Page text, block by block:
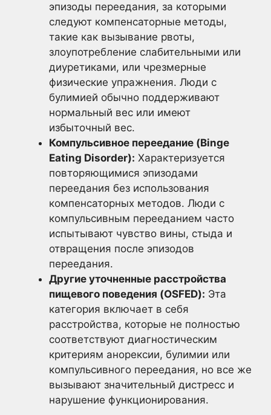
эпизоды переедания, за которыми
следуют компенсаторные методы,
такие как вызывание рвоты,
злоупотребление слабительными или
диуретиками, или чрезмерные
физические упражнения. Люди с
булимией обычно поддерживают
нормальный вес или имеют
избыточный вес.
Компульсивное переедание (Binge
Eating Disorder): Характеризуется
повторяющимися эпизодами
переедания без использования
компенсаторных методов. Люди с
компульсивным перееданием часто
испытывают чувство вины, стыда и
отвращения после эпизодов
переедания.
Другие уточненные расстройства
пищевого поведения (OSFED): Эта
категория включает в себя
расстройства, которые не полностью
соответствуют диагностическим
критериям анорексии, булимии или
компульсивного переедания, но все же
вызывают значительный дистресс и
нарушение функционирования.